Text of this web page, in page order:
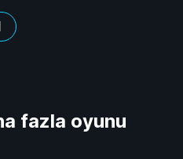
fazla oyunu